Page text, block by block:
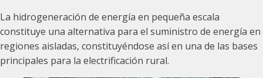
La hidrogeneración de energía en pequeña escala
constituye una alternativa para el suministro de energía en
regiones aisladas, constituyéndose así en una de las bases
principales para la electrificación rural.